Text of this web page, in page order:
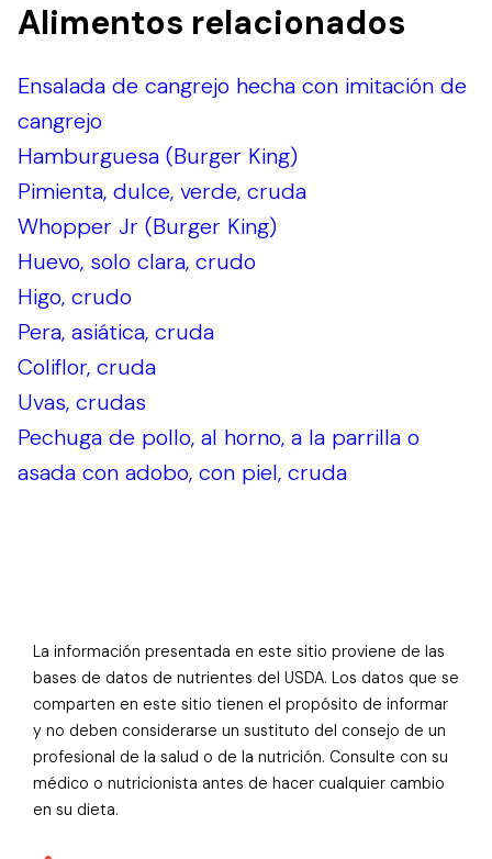
Alimentos relacionados
Ensalada de cangrejo hecha con imitación de
cangrejo
Hamburguesa (Burger King)
Pimienta, dulce, verde, cruda
Whopper Jr (Burger King)
Huevo, solo clara, crudo
Higo, crudo
Pera, asiática, cruda
Coliflor, cruda
Uvas, crudas
Pechuga de pollo, al horno, a la parrilla o
asada con adobo, con piel, cruda
La información presentada en este sitio proviene de las
bases de datos de nutrientes del USDA. Los datos que se
comparten en este sitio tienen el propósito de informar
y no deben considerarse un sustituto del consejo de un
profesional de la salud o de la nutrición. Consulte con su
médico o nutricionista antes de hacer cualquier cambio
en su dieta.